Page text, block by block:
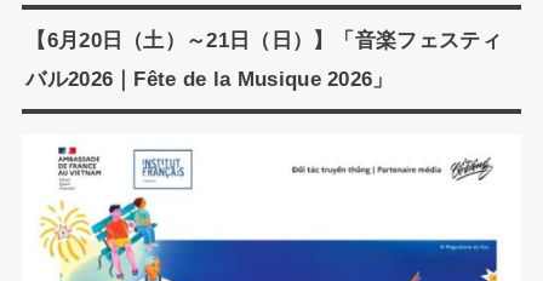
【6月20日（土）～21日（日）】「音楽フェスティ
バル2026｜Fête de la Musique 2026」